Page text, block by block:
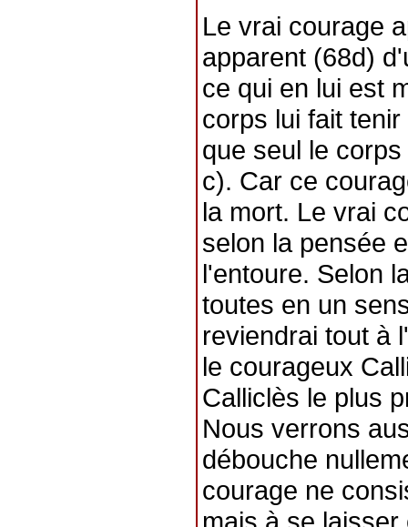
Le vrai courage
apparent (68d)
ce qui en lui est
corps lui fait
que seul le
c). Car ce
la mort. Le vrai
selon la pensée
l'entoure. Selon
toutes en un
reviendrai tout à
le courageux
Calliclès le plus
Nous verrons
débouche
courage ne